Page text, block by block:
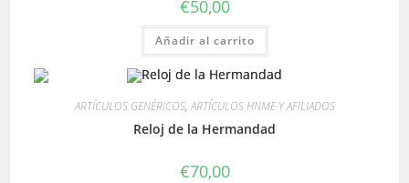
€50,00
Añadir al carrito
ARTÍCULOS GENÉRICOS,ARTÍCULOS HNME Y AFILIADOS
Reloj de la Hermandad
€70,00